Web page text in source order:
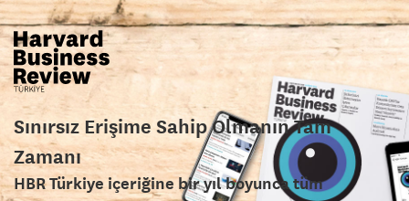
Sınırsız Erişime Sahip Olmanın Tam
Zamanı
HBR Türkiye içeriğine bir yıl boyunca tüm